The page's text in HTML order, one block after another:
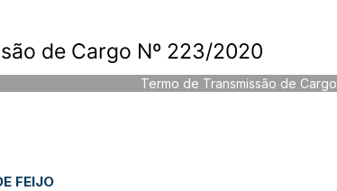
de Cargo Nº 223/2020
Termo de Transmissão de Cargo
FEIJO